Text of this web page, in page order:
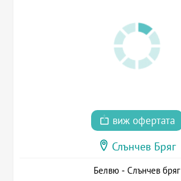
виж офертата
Слънчев Бряг
Белвю - Слънчев бряг